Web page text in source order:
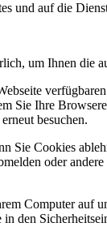
und auf die
um Ihnen die
Sie Ihre
besuchen.
Sie Cookies
oder
Computer auf
den